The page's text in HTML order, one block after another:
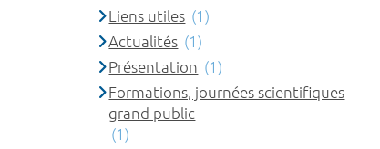
Liens utiles (1)
Actualités (1)
Présentation (1)
Formations, journées scientifiques
grand public
(1)